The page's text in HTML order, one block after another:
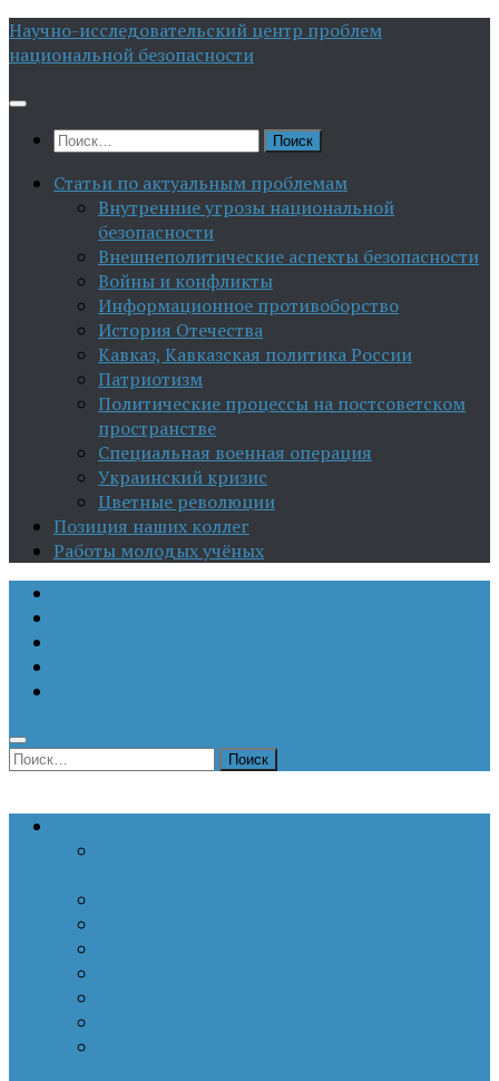
Перейти
к
Научно-исследовательский центр проблем
национальной безопасности
Найти:
Статьи по актуальным проблемам
Внутренние угрозы национальной
безопасности
Внешнеполитические аспекты безопасности
Войны и конфликты
Информационное противоборство
История Отечества
Кавказ, Кавказская политика России
Патриотизм
Политические процессы на постсоветском
пространстве
Специальная военная операция
Украинский кризис
Цветные революции
Позиция наших коллег
Работы молодых учёных
Найти: